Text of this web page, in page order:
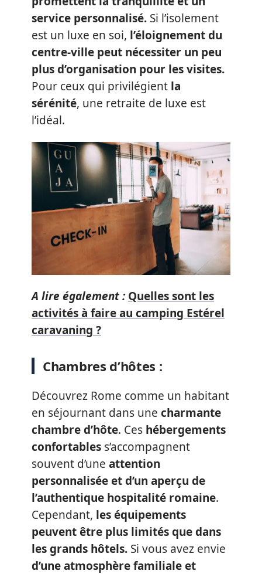
service personnalisé. Si l’isolement
est un luxe en soi, l’éloignement du
centre-ville peut nécessiter un peu
plus d’organisation pour les visites.
Pour ceux qui privilégient la
sérénité, une retraite de luxe est
l’idéal.
A lire également : Quelles sont les
activités à faire au camping Estérel
caravaning ?
Chambres d’hôtes :
Découvrez Rome comme un habitant
en séjournant dans une charmante
chambre d’hôte. Ces hébergements
confortables s’accompagnent
souvent d’une attention
personnalisée et d’un aperçu de
l’authentique hospitalité romaine.
Cependant, les équipements
peuvent être plus limités que dans
les grands hôtels. Si vous avez envie
d’une atmosphère familiale et